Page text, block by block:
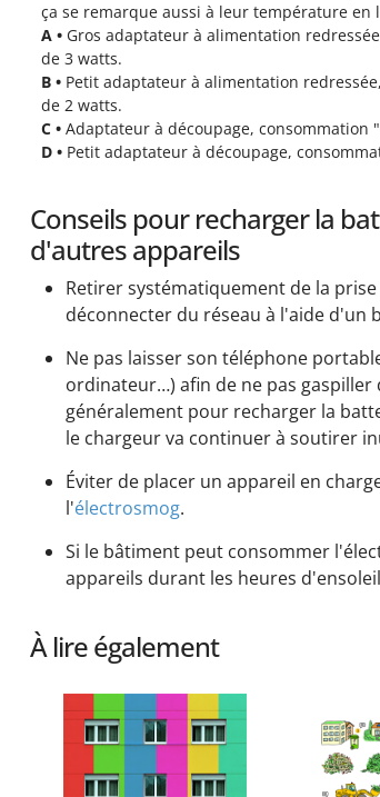
ça se remarque aussi à leur température en
A • Gros adaptateur à alimentation
de 3 watts.
B • Petit adaptateur à alimentation
de 2 watts.
C • Adaptateur à découpage, consommation
D • Petit adaptateur à découpage,
Conseils pour recharger la
d'autres appareils
Retirer systématiquement de la
déconnecter du réseau à l'aide
Ne pas laisser son téléphone
ordinateur…) afin de ne pas
généralement pour recharger la
le chargeur va continuer à soutirer
Éviter de placer un appareil en
l'électrosmog.
Si le bâtiment peut consommer
appareils durant les heures
À lire également